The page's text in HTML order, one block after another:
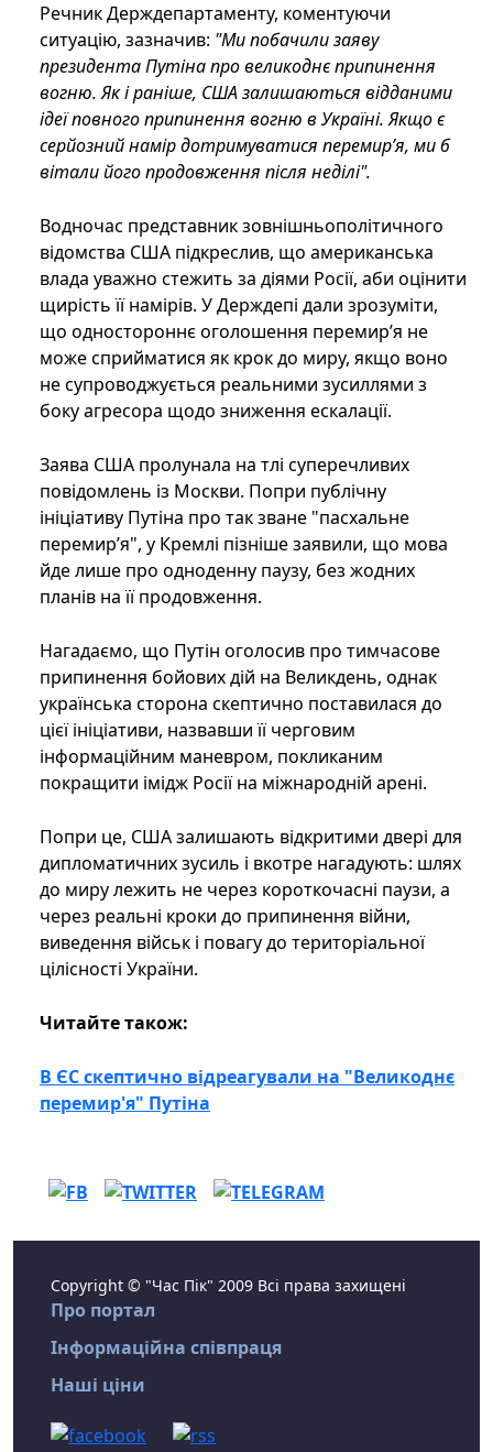
Речник Держдепартаменту, коментуючи
ситуацію, зазначив: "Ми побачили заяву
президента Путіна про великоднє припинення
вогню. Як і раніше, США залишаються відданими
ідеї повного припинення вогню в Україні. Якщо є
серйозний намір дотримуватися перемир’я, ми б
вітали його продовження після неділі".
Водночас представник зовнішньополітичного
відомства США підкреслив, що американська
влада уважно стежить за діями Росії, аби оцінити
щирість її намірів. У Держдепі дали зрозуміти,
що одностороннє оголошення перемир’я не
може сприйматися як крок до миру, якщо воно
не супроводжується реальними зусиллями з
боку агресора щодо зниження ескалації.
Заява США пролунала на тлі суперечливих
повідомлень із Москви. Попри публічну
ініціативу Путіна про так зване "пасхальне
перемир’я", у Кремлі пізніше заявили, що мова
йде лише про одноденну паузу, без жодних
планів на її продовження.
Нагадаємо, що Путін оголосив про тимчасове
припинення бойових дій на Великдень, однак
українська сторона скептично поставилася до
цієї ініціативи, назвавши її черговим
інформаційним маневром, покликаним
покращити імідж Росії на міжнародній арені.
Попри це, США залишають відкритими двері для
дипломатичних зусиль і вкотре нагадують: шлях
до миру лежить не через короткочасні паузи, а
через реальні кроки до припинення війни,
виведення військ і повагу до територіальної
цілісності України.
Читайте також:
В ЄС скептично відреагували на "Великоднє
перемир'я" Путіна
Copyright © "Час Пік" 2009 Всі права захищені
Про портал
Інформаційна співпраця
Наші ціни